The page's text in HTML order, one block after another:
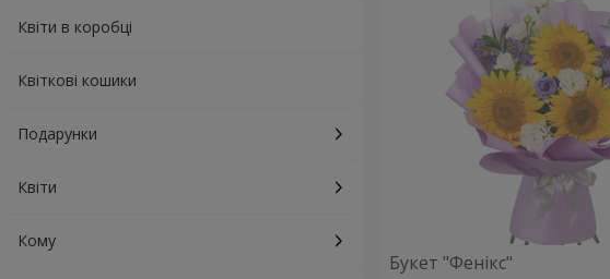
Квіти в коробці
Квіткові кошики
Подарунки
Квіти
Кому
Букет "Фенікс"